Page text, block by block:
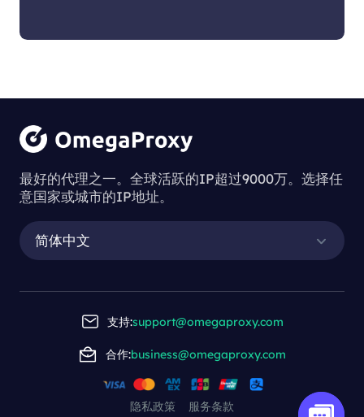
最好的代理之一。全球活跃的IP超过9000万。选择任
意国家或城市的IP地址。
简体中文
支持:support@omegaproxy.com
合作:business@omegaproxy.com
隐私政策 服务条款